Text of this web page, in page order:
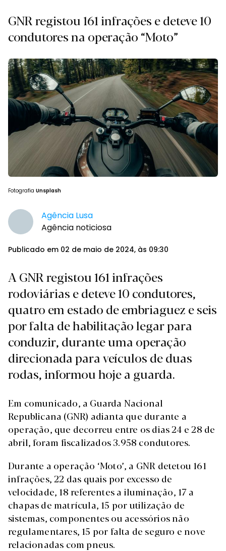
GNR registou 161 infrações e deteve 10
condutores na operação “Moto”
Fotografia Unsplash
Agência Lusa
Agência noticiosa
Publicado em 02 de maio de 2024, às 09:30
A GNR registou 161 infrações
rodoviárias e deteve 10 condutores,
quatro em estado de embriaguez e seis
por falta de habilitação legar para
conduzir, durante uma operação
direcionada para veículos de duas
rodas, informou hoje a guarda.
Em comunicado, a Guarda Nacional
Republicana (GNR) adianta que durante a
operação, que decorreu entre os dias 24 e 28 de
abril, foram fiscalizados 3.958 condutores.
Durante a operação ‘Moto’, a GNR detetou 161
infrações, 22 das quais por excesso de
velocidade, 18 referentes a iluminação, 17 a
chapas de matrícula, 15 por utilização de
sistemas, componentes ou acessórios não
regulamentares, 15 por falta de seguro e nove
relacionadas com pneus.